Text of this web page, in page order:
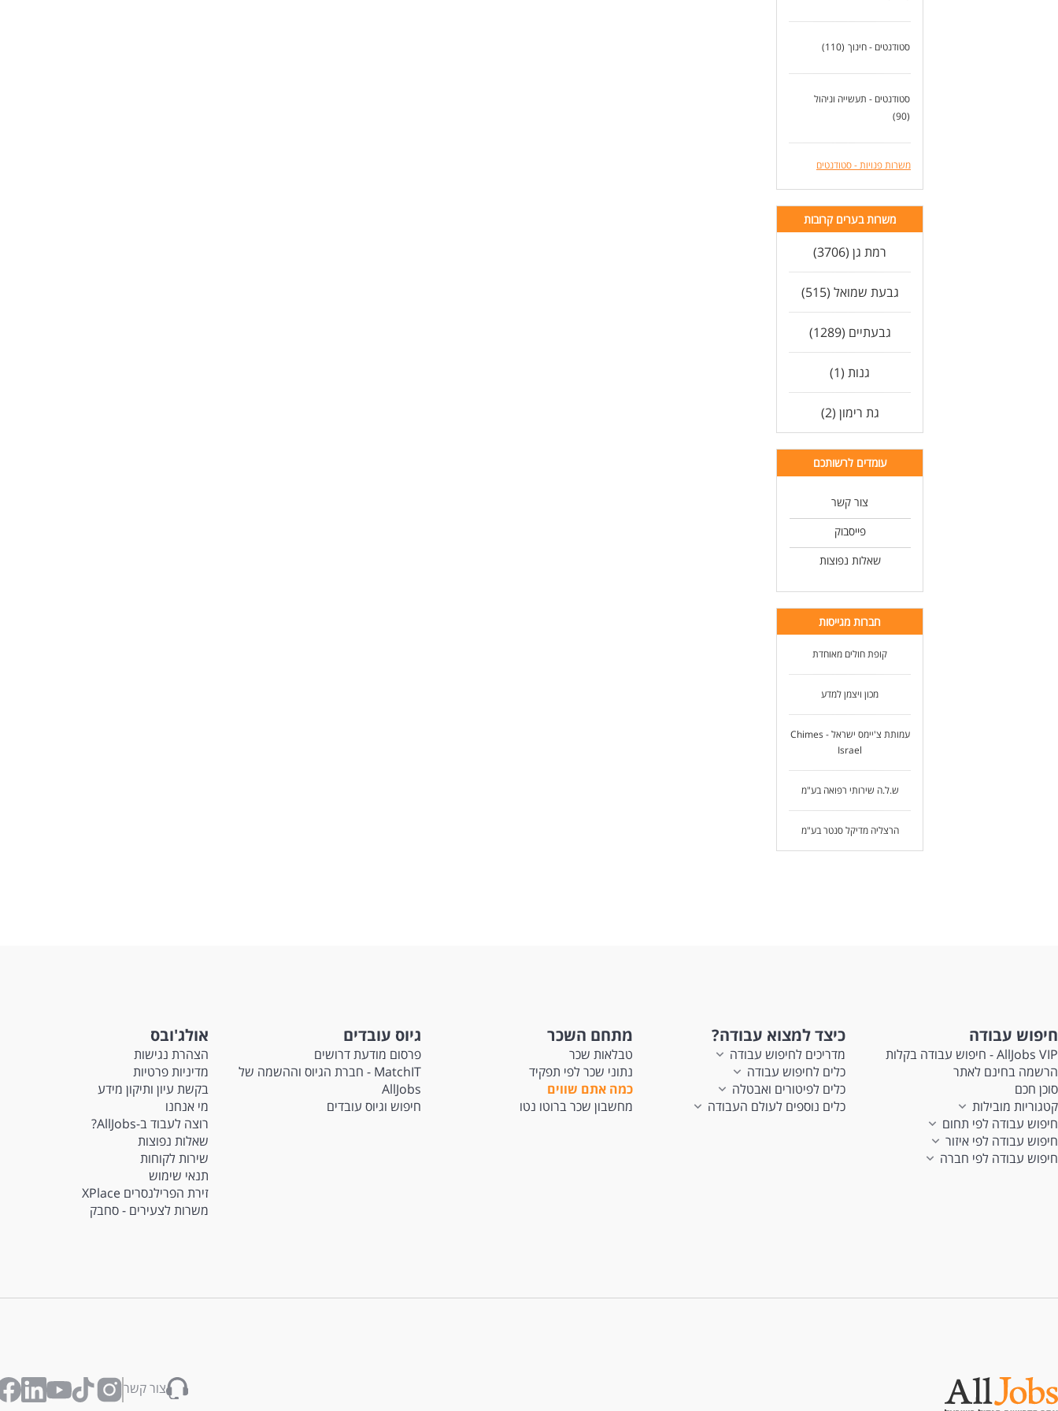
סטודנטים - חינוך (110)
סטודנטים - תעשייה וניהול
(90)
משרות פנויות - סטודנטים
משרות בערים קרובות
רמת גן (3706)
גבעת שמואל (515)
גבעתיים (1289)
גנות (1)
גת רימון (2)
עומדים לרשותכם
צור קשר
פייסבוק
שאלות נפוצות
חברות מגייסות
קופת חולים מאוחדת
מכון ויצמן למדע
עמותת צ'יימס ישראל - Chimes
Israel
ש.ל.ה שירותי רפואה בע"מ
הרצליה מדיקל סנטר בע"מ
חיפוש עבודה
AllJobs VIP - חיפוש עבודה בקלות
הרשמה בחינם לאתר
סוכן חכם
קטגוריות מובילות
חיפוש עבודה לפי תחום
חיפוש עבודה לפי איזור
חיפוש עבודה לפי חברה
כיצד למצוא עבודה?
מדריכים לחיפוש עבודה
כלים לחיפוש עבודה
כלים לפיטורים ואבטלה
כלים נוספים לעולם העבודה
מתחם השכר
טבלאות שכר
נתוני שכר לפי תפקיד
כמה אתם שווים
מחשבון שכר ברוטו נטו
גיוס עובדים
פרסום מודעת דרושים
MatchIT - חברת הגיוס וההשמה של
AllJobs
חיפוש וגיוס עובדים
אולג'ובס
הצהרת נגישות
מדיניות פרטיות
בקשת עיון ותיקון מידע
מי אנחנו
רוצה לעבוד ב-AllJobs?
שאלות נפוצות
שירות לקוחות
תנאי שימוש
זירת הפרילנסרים XPlace
משרות לצעירים - סחבק
צור קשר